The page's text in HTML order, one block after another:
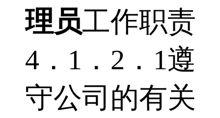
理员工作职责
4．1．2．1遵
守公司的有关